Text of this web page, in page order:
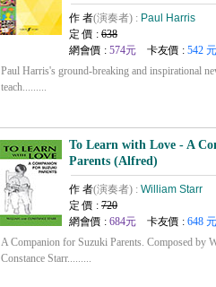
作 者(演奏者) : Paul Harris
定 價 : 638
網會價 : 574元 卡友價 : 542 元
Paul Harris's ground-breaking and inspirational
teach.........
To Learn with Love - A
Parents (Alfred)
作 者(演奏者) : William Starr
定 價 : 720
網會價 : 684元 卡友價 : 648 元
A Companion for Suzuki Parents. Composed by
Constance Starr.........